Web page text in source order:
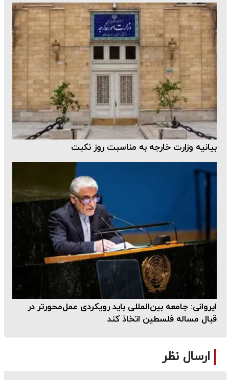
بیانیه وزارت خارجه به مناسبت ر‌وز نکبت
ایروانی: جامعه بین‌المللی باید رویکردی عمل‌محورتر در
قبال مساله فلسطین اتخاذ کند
ارسال نظر